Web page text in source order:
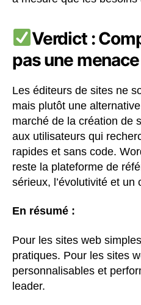
Verdict :
pas une menace
Les éditeurs de sites ne
mais plutôt une
marché de la création de
aux utilisateurs qui
rapides et sans code.
reste la plateforme de
sérieux, l’évolutivité et un
En résumé :
Pour les sites web
pratiques. Pour les sites
personnalisables et
leader.